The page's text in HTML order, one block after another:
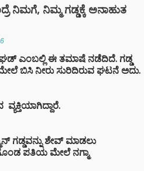
ನಿಮಗೆ, ನಿಮ್ಮ ಗಡ್ಡಕ್ಕೆ ಅನಾಹುತ
ಎಂಬಲ್ಲಿ ಈ ತಮಾಷೆ ನಡೆದಿದೆ. ಗಡ್ಡ
ಬಿಸಿ ನೀರು ಸುರಿದಿರುವ ಘಟನೆ ಅದು.
ಗಡ್ಡವನ್ನು ಶೇವ್ ಮಾಡಲು
ಪತಿಯ ಮೇಲೆ ನಗ್ಮಾ